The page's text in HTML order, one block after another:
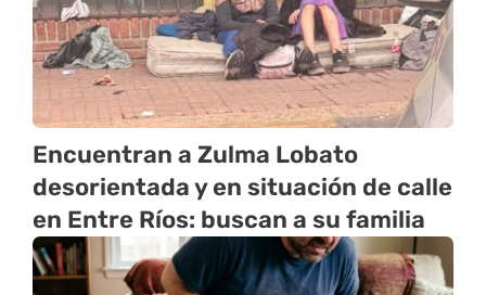
Encuentran a Zulma Lobato
desorientada y en situación de calle
en Entre Ríos: buscan a su familia